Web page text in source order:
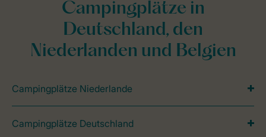
Campingplätze in
Deutschland, den
Niederlanden und Belgien
Campingplätze Niederlande
Campingplätze Deutschland